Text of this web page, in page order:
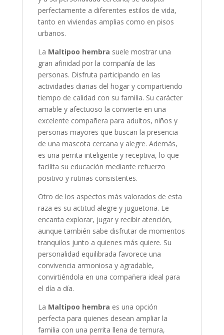
perfectamente a diferentes estilos de vida,
tanto en viviendas amplias como en pisos
urbanos.
La Maltipoo hembra suele mostrar una
gran afinidad por la compañía de las
personas. Disfruta participando en las
actividades diarias del hogar y compartiendo
tiempo de calidad con su familia. Su carácter
amable y afectuoso la convierte en una
excelente compañera para adultos, niños y
personas mayores que buscan la presencia
de una mascota cercana y alegre. Además,
es una perrita inteligente y receptiva, lo que
facilita su educación mediante refuerzo
positivo y rutinas consistentes.
Otro de los aspectos más valorados de esta
raza es su actitud alegre y juguetona. Le
encanta explorar, jugar y recibir atención,
aunque también sabe disfrutar de momentos
tranquilos junto a quienes más quiere. Su
personalidad equilibrada favorece una
convivencia armoniosa y agradable,
convirtiéndola en una compañera ideal para
el día a día.
La Maltipoo hembra es una opción
perfecta para quienes desean ampliar la
familia con una perrita llena de ternura,